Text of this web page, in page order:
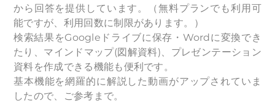
から回答を提供しています。（無料プランでも利用可
能ですが、利用回数に制限があります。）
検索結果をGoogleドライブに保存・Wordに変換でき
たり、マインドマップ(図解資料)、プレゼンテーション
資料を作成できる機能も便利です。
基本機能を網羅的に解説した動画がアップされていま
したので、ご参考まで。